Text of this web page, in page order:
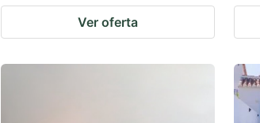
Ver oferta